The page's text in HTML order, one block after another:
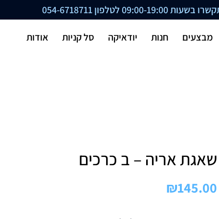
09:00-19:00 לטלפון 054-6718711
מבצעים חנות יודאיקה סל קניות אודות
שאגת אריה – ב כרכים
₪145.00